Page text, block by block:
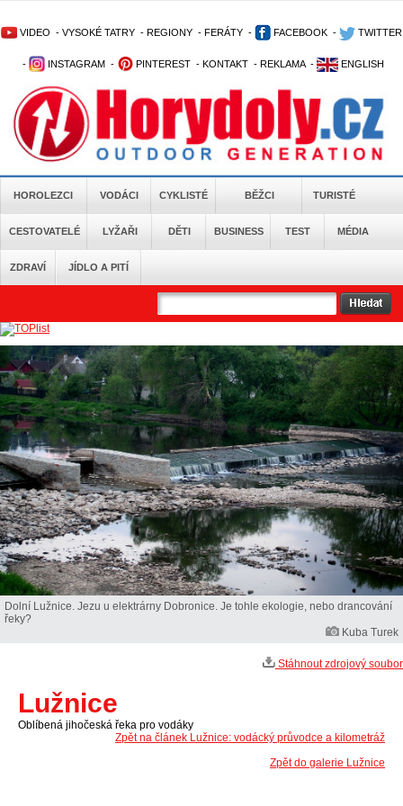
VIDEO - VYSOKÉ TATRY - REGIONY - FERÁTY - FACEBOOK - TWITTER
- INSTAGRAM - PINTEREST - KONTAKT - REKLAMA - ENGLISH
HOROLEZCI VODÁCI CYKLISTÉ BĚŽCI TURISTÉ
CESTOVATELÉ LYŽAŘI DĚTI BUSINESS TEST MÉDIA
ZDRAVÍ JÍDLO A PITÍ
Dolní Lužnice. Jezu u elektrárny Dobronice. Je tohle ekologie, nebo drancování
řeky?
Kuba Turek
Stáhnout zdrojový soubor
Lužnice
Oblíbená jihočeská řeka pro vodáky
Zpět na článek Lužnice: vodácký průvodce a kilometráž
Zpět do galerie Lužnice